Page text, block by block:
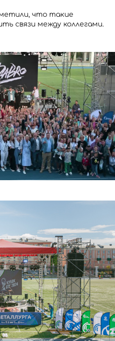
что такие
связи между коллегами.